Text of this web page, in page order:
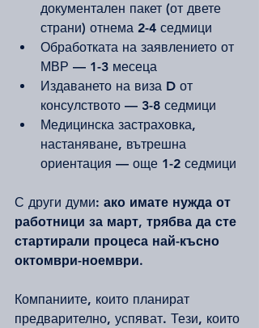
документален пакет (от двете
страни) отнема 2-4 седмици
Обработката на заявлението от
МВР — 1-3 месеца
Издаването на виза D от
консулството — 3-8 седмици
Медицинска застраховка,
настаняване, вътрешна
ориентация — още 1-2 седмици
С други думи: ако имате нужда от
работници за март, трябва да сте
стартирали процеса най-късно
октомври-ноември.
Компаниите, които планират
предварително, успяват. Тези, които